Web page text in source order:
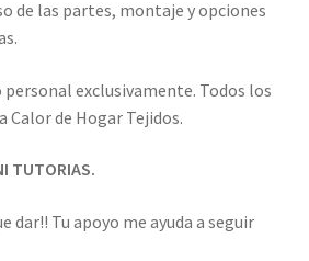
de las partes, montaje y opciones
personal exclusivamente. Todos los
Calor de Hogar Tejidos.
TUTORIAS.
dar!! Tu apoyo me ayuda a seguir